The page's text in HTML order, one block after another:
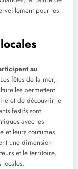
pour les
au
fêtes de la mer,
permettent
et de découvrir le
festifs sont
avec les
et leurs coutumes.
une dimension
et le territoire,
locales.